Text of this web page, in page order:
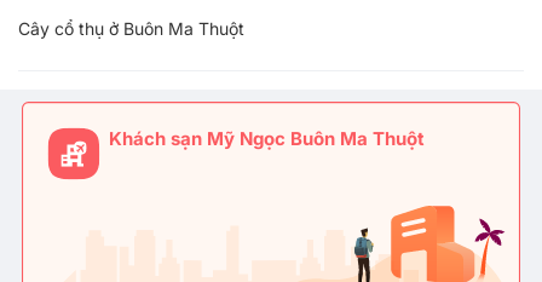
Cây cổ thụ ở Buôn Ma Thuột
Khách sạn Mỹ Ngọc Buôn Ma Thuột